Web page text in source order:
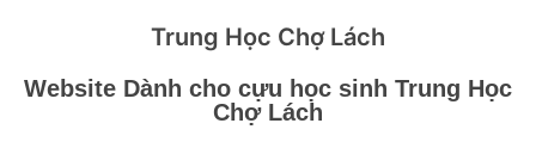
Trung Học Chợ Lách
Website Dành cho cựu học sinh Trung Học
Chợ Lách